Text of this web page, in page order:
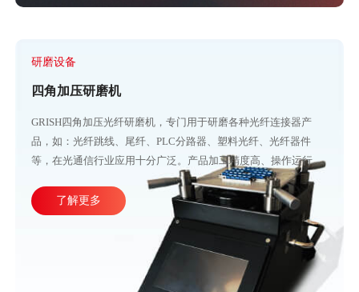
研磨设备
四角加压研磨机
GRISH四角加压光纤研磨机，专门用于研磨各种光纤连接器产
品，如：光纤跳线、尾纤、PLC分路器、塑料光纤、光纤器件
等，在光通信行业应用十分广泛。产品加工精度高、操作运行稳
定，直观的大屏幕设计可使参数调整更加方便快捷。目前比较成
熟的产线加工方式主要由四台或五台光纤研磨机，再配合各种规
格的PC、APC、UPC等研磨夹具组成。
了解更多